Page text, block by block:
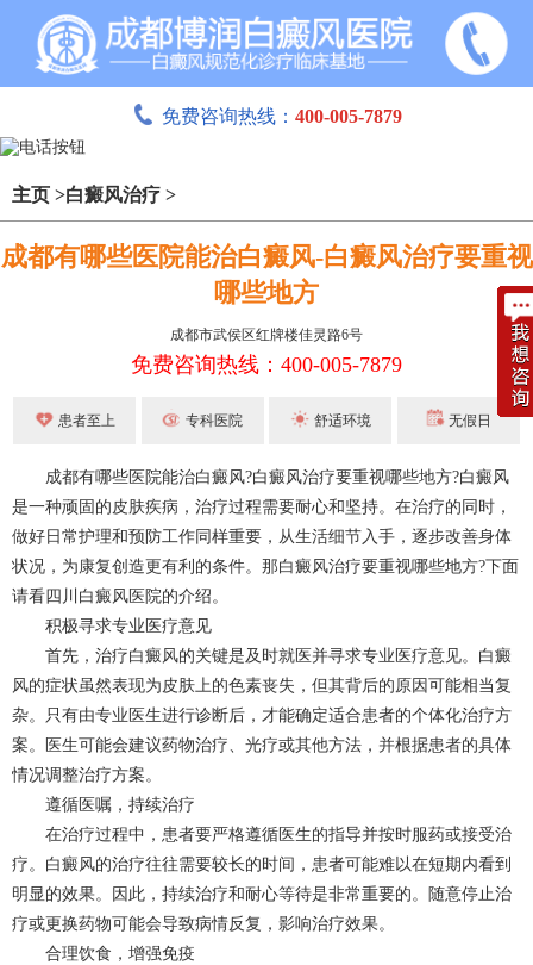
免费咨询热线： 400-005-7879
主页 >白癜风治疗 >
成都有哪些医院能治白癜风-白癜风治疗要重视
哪些地方
成都市武侯区红牌楼佳灵路6号
免费咨询热线：400-005-7879
患者至上 专科医院 舒适环境 无假日
成都有哪些医院能治白癜风?白癜风治疗要重视哪些地方?白癜风
是一种顽固的皮肤疾病，治疗过程需要耐心和坚持。在治疗的同时，
做好日常护理和预防工作同样重要，从生活细节入手，逐步改善身体
状况，为康复创造更有利的条件。那白癜风治疗要重视哪些地方?下面
请看四川白癜风医院的介绍。
积极寻求专业医疗意见
首先，治疗白癜风的关键是及时就医并寻求专业医疗意见。白癜
风的症状虽然表现为皮肤上的色素丧失，但其背后的原因可能相当复
杂。只有由专业医生进行诊断后，才能确定适合患者的个体化治疗方
案。医生可能会建议药物治疗、光疗或其他方法，并根据患者的具体
情况调整治疗方案。
遵循医嘱，持续治疗
在治疗过程中，患者要严格遵循医生的指导并按时服药或接受治
疗。白癜风的治疗往往需要较长的时间，患者可能难以在短期内看到
明显的效果。因此，持续治疗和耐心等待是非常重要的。随意停止治
疗或更换药物可能会导致病情反复，影响治疗效果。
合理饮食，增强免疫